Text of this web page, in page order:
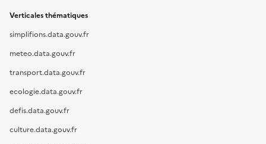
Verticales thématiques
simplifions.data.gouv.fr
meteo.data.gouv.fr
transport.data.gouv.fr
ecologie.data.gouv.fr
defis.data.gouv.fr
culture.data.gouv.fr